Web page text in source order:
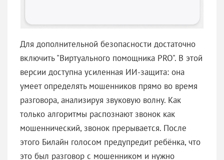
Для дополнительной безопасности достаточно
включить "Виртуального помощника PRO". В этой
версии доступна усиленная ИИ-защита: она
умеет определять мошенников прямо во время
разговора, анализируя звуковую волну. Как
только алгоритмы распознают звонок как
мошеннический, звонок прерывается. После
этого Билайн голосом предупредит ребёнка, что
это был разговор с мошенником и нужно